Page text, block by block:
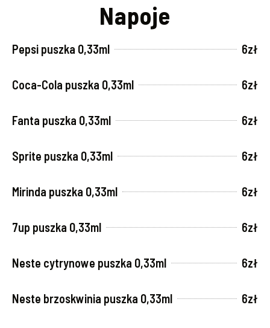
Napoje
Pepsi puszka 0,33ml 6zł
Coca-Cola puszka 0,33ml 6zł
Fanta puszka 0,33ml 6zł
Sprite puszka 0,33ml 6zł
Mirinda puszka 0,33ml 6zł
7up puszka 0,33ml 6zł
Neste cytrynowe puszka 0,33ml 6zł
Neste brzoskwinia puszka 0,33ml 6zł